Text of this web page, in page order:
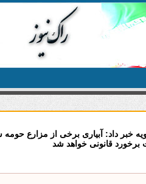
خبر داد: آبیاری برخی از مزارع
برخورد قانونی خواهد شد